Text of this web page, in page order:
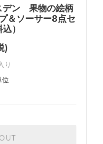
ン 果物の絵柄
＆ソーサー8点セ
）
)
り
位